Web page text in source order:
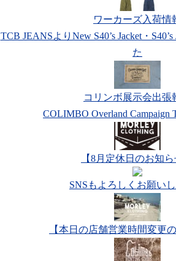
ワーカーズ入荷情
TCB JEANSよりNew S40’s Jacket・
た
コリンボ展示会出張
COLIMBO Overland Campaign
【8月定休日のお知ら
SNSもよろしくお願いし
【本日の店舗営業時間変更